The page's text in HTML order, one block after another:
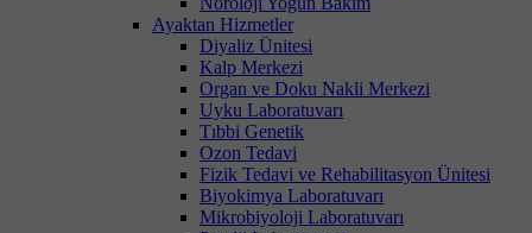
Ayaktan Hizmetler
Diyaliz Ünitesi
Kalp Merkezi
Organ ve Doku Nakli Merkezi
Uyku Laboratuvarı
Tıbbi Genetik
Ozon Tedavi
Fizik Tedavi ve Rehabilitasyon Ünitesi
Biyokimya Laboratuvarı
Mikrobiyoloji Laboratuvarı